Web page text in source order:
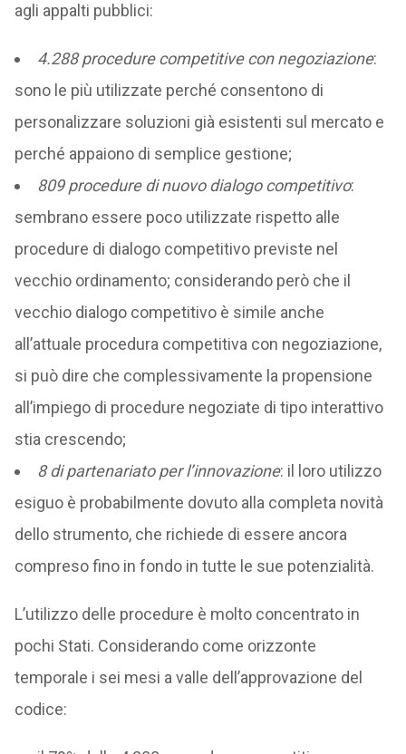
agli appalti pubblici:
4.288 procedure competitive con negoziazione:
sono le più utilizzate perché consentono di
personalizzare soluzioni già esistenti sul mercato e
perché appaiono di semplice gestione;
809 procedure di nuovo dialogo competitivo:
sembrano essere poco utilizzate rispetto alle
procedure di dialogo competitivo previste nel
vecchio ordinamento; considerando però che il
vecchio dialogo competitivo è simile anche
all’attuale procedura competitiva con negoziazione,
si può dire che complessivamente la propensione
all’impiego di procedure negoziate di tipo interattivo
stia crescendo;
8 di partenariato per l’innovazione: il loro utilizzo
esiguo è probabilmente dovuto alla completa novità
dello strumento, che richiede di essere ancora
compreso fino in fondo in tutte le sue potenzialità.
L’utilizzo delle procedure è molto concentrato in
pochi Stati. Considerando come orizzonte
temporale i sei mesi a valle dell’approvazione del
codice: